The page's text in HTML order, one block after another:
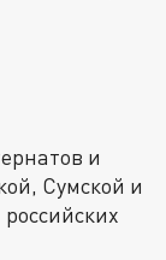
и
Сумской и